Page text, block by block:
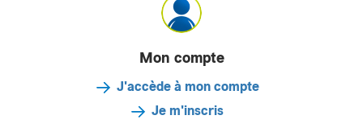
Mon compte
J'accède à mon compte
Je m'inscris